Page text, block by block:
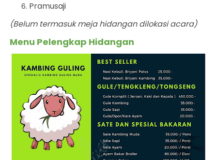
Pramusaji
(Belum termasuk meja hidangan dilokasi acara)
Menu Pelengkap Hidangan